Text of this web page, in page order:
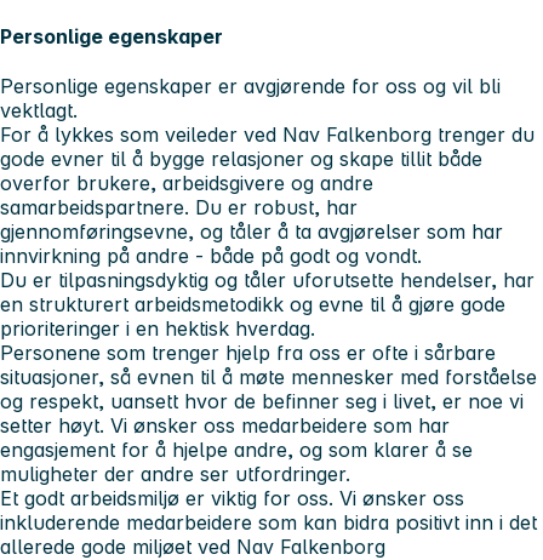
Personlige egenskaper
Personlige egenskaper er avgjørende for oss og vil bli
vektlagt.
For å lykkes som veileder ved Nav Falkenborg trenger du
gode evner til å bygge relasjoner og skape tillit både
overfor brukere, arbeidsgivere og andre
samarbeidspartnere. Du er robust, har
gjennomføringsevne, og tåler å ta avgjørelser som har
innvirkning på andre - både på godt og vondt.
Du er tilpasningsdyktig og tåler uforutsette hendelser, har
en strukturert arbeidsmetodikk og evne til å gjøre gode
prioriteringer i en hektisk hverdag.
Personene som trenger hjelp fra oss er ofte i sårbare
situasjoner, så evnen til å møte mennesker med forståelse
og respekt, uansett hvor de befinner seg i livet, er noe vi
setter høyt. Vi ønsker oss medarbeidere som har
engasjement for å hjelpe andre, og som klarer å se
muligheter der andre ser utfordringer.
Et godt arbeidsmiljø er viktig for oss. Vi ønsker oss
inkluderende medarbeidere som kan bidra positivt inn i det
allerede gode miljøet ved Nav Falkenborg